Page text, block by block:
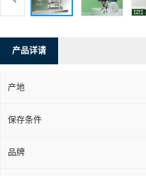
产品详请
产地
保存条件
品牌